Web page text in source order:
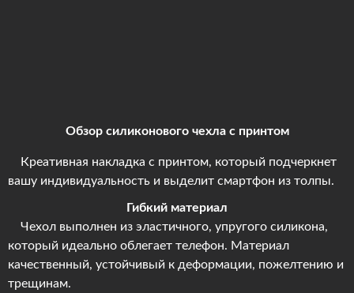
Обзор силиконового чехла с принтом
Креативная накладка с принтом, который подчеркнет
вашу индивидуальность и выделит смартфон из толпы.
Гибкий материал
Чехол выполнен из эластичного, упругого силикона,
который идеально облегает телефон. Материал
качественный, устойчивый к деформации, пожелтению и
трещинам.